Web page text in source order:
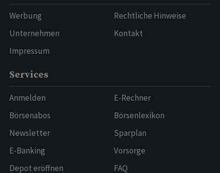
Werbung
Unternehmen
Impressum
Rechtliche Hinweise
Kontakt
Services
Anmelden
Börsenabos
Newsletter
E-Banking
Depot eröffnen
E-Rechner
Börsenlexikon
Sparplan
Vorsorge
FAQ